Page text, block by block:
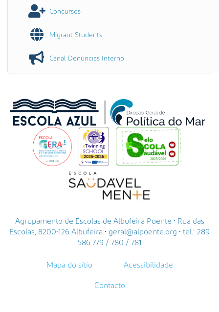
Concursos
Migrant Students
Canal Denúncias Interno
Agrupamento de Escolas de Albufeira Poente • Rua das
Escolas, 8200-126 Albufeira • geral@alpoente.org • tel.: 289
586 779 / 780 / 781
Mapa do sítio Acessibilidade
Contacto